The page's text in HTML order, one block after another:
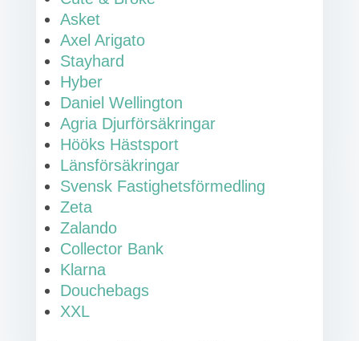
Asket
Axel Arigato
Stayhard
Hyber
Daniel Wellington
Agria Djurförsäkringar
Hööks Hästsport
Länsförsäkringar
Svensk Fastighetsförmedling
Zeta
Zalando
Collector Bank
Klarna
Douchebags
XXL